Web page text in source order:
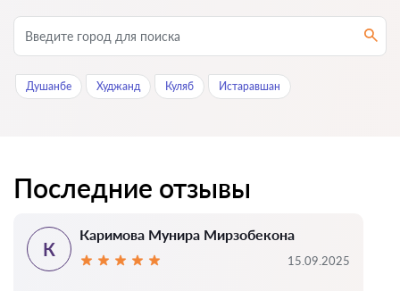
Душанбе Худжанд Куляб Истаравшан
Последние отзывы
К
Каримова Мунира Мирзобекона
15.09.2025